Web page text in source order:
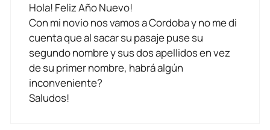
Hola! Feliz Año Nuevo!
Con mi novio nos vamos a Cordoba y no me di
cuenta que al sacar su pasaje puse su
segundo nombre y sus dos apellidos en vez
de su primer nombre, habrá algún
inconveniente?
Saludos!